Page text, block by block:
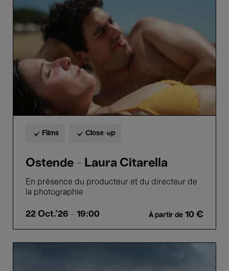
Citarella
Films Close-up
Ostende - Laura Citarella
En présence du producteur et du directeur de
la photographie
22 Oct.'26 - 19:00 À partir de 10 €